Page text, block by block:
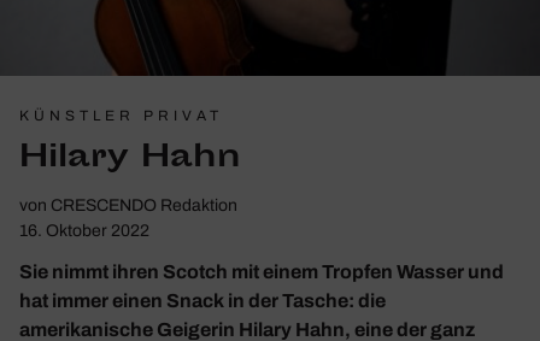
KÜNSTLER PRIVAT
Hilary Hahn
von CRESCENDO Redaktion
16. Oktober 2022
Sie nimmt ihren Scotch mit einem Tropfen Wasser und
hat immer einen Snack in der Tasche: die
amerikanische Geigerin Hilary Hahn, eine der ganz